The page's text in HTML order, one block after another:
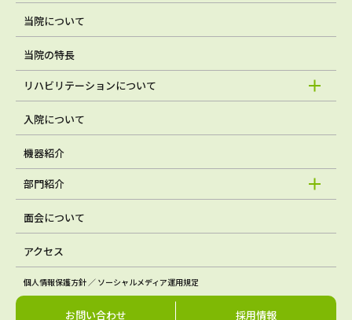
お問い合わせ 採用情報
当院について
当院の特長
リハビリテーションについて
入院について
機器紹介
部門紹介
面会について
アクセス
個人情報保護方針 ／ ソーシャルメディア運用規定